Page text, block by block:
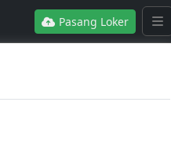
Pasang Loker